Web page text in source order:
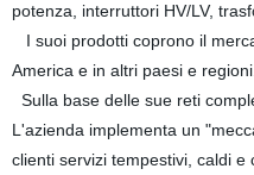
potenza, interruttori HV/LV,
I suoi prodotti coprono il
America e in altri paesi e regioni.
Sulla base delle sue reti
L'azienda implementa un
clienti servizi tempestivi, caldi